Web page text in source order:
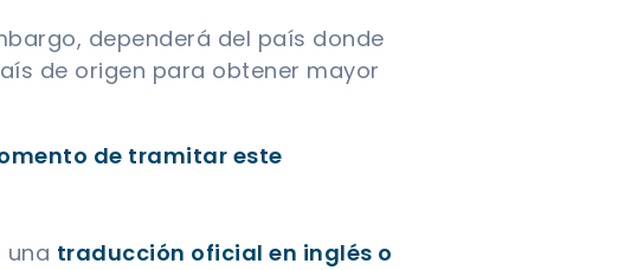
dependerá del país donde
de origen para obtener mayor
de tramitar este
una traducción oficial en inglés o